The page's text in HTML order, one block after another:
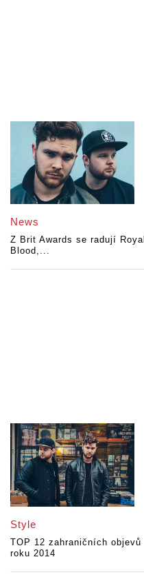
News
Z Brit Awards se radují Royal
Blood,...
Style
TOP 12 zahraničních objevů
roku 2014